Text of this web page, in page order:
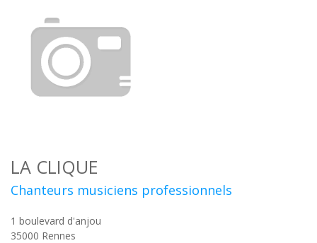
LA CLIQUE
Chanteurs musiciens professionnels
1 boulevard d'anjou
35000 Rennes